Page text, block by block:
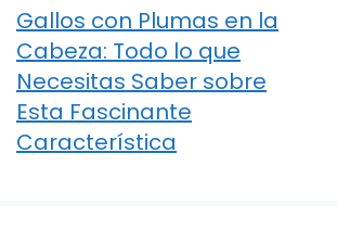
Gallos con Plumas en la
Cabeza: Todo lo que
Necesitas Saber sobre
Esta Fascinante
Característica